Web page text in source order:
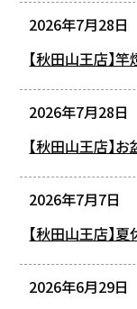
2026年7月28日
【秋田山王店】
2026年7月28日
【秋田山王店】お
2026年7月7日
【秋田山王店】
2026年6月29日